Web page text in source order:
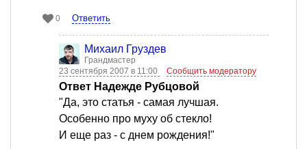
0 Ответить
Михаил Груздев
Грандмастер
23 сентября 2007 в 11:00
Сообщить модератору
Ответ Надежде Рубцовой
"Да, это статья - самая лучшая.
Особенно про муху об стекло!
И еще раз - с днем рождения!"